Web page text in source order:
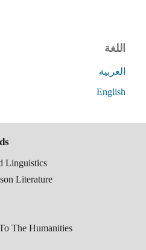
اللغة
العربية
English
Linguistics
Literature
The Humanities